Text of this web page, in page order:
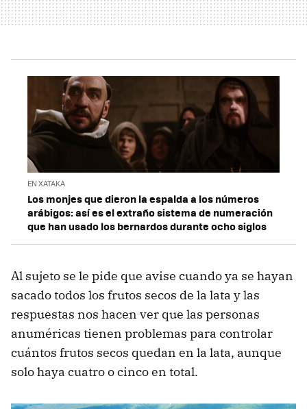
EN XATAKA
Los monjes que dieron la espalda a los números
arábigos: así es el extraño sistema de numeración
que han usado los bernardos durante ocho siglos
Al sujeto se le pide que avise cuando ya se hayan
sacado todos los frutos secos de la lata y las
respuestas nos hacen ver que las personas
anuméricas tienen problemas para controlar
cuántos frutos secos quedan en la lata, aunque
solo haya cuatro o cinco en total.